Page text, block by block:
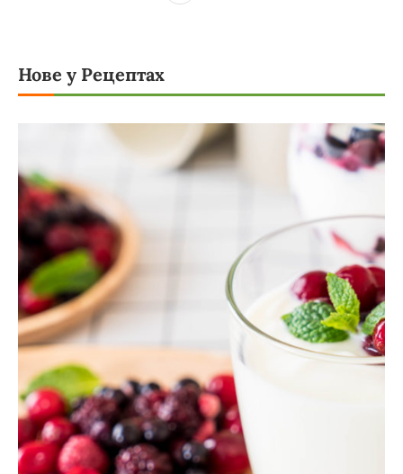
Нове у Рецептах